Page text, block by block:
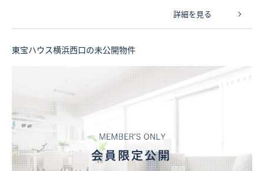
詳細を見る
東宝ハウス横浜西口の未公開物件